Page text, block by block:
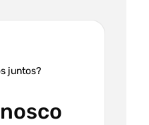
juntos?